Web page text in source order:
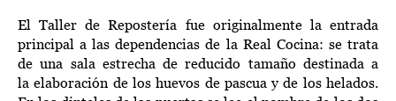
El Taller de Repostería fue originalmente la entrada
principal a las dependencias de la Real Cocina: se trata
de una sala estrecha de reducido tamaño destinada a
la elaboración de los huevos de pascua y de los helados.